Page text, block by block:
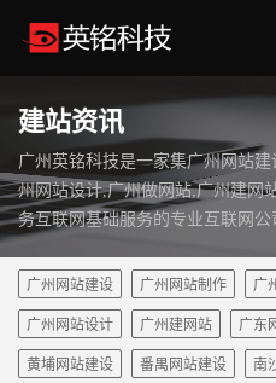
建站资讯
广州英铭科技是一家集广州网站
州网站设计,广州做网站,广州建网
务互联网基础服务的专业互联网公
广州网站建设 广州网站制作 广
广州网站设计 广州建网站 广东
黄埔网站建设 番禺网站建设 南